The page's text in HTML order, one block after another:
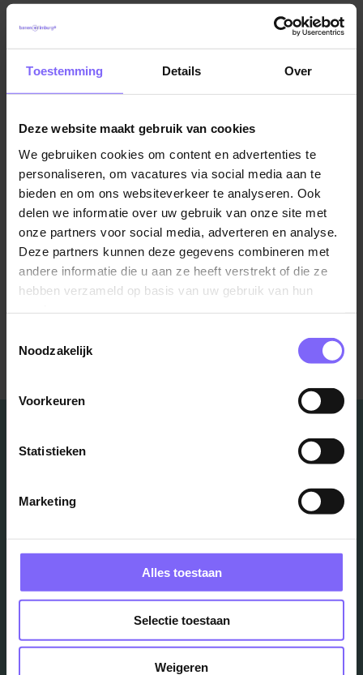
Toestemming Details Over
Deze website maakt gebruik van cookies
We gebruiken cookies om content en advertenties te
personaliseren, om vacatures via social media aan te
bieden en om ons websiteverkeer te analyseren. Ook
delen we informatie over uw gebruik van onze site met
onze partners voor social media, adverteren en analyse.
Deze partners kunnen deze gegevens combineren met
andere informatie die u aan ze heeft verstrekt of die ze
hebben verzameld op basis van uw gebruik van hun
Noodzakelijk
Voorkeuren
Statistieken
Marketing
Alles toestaan
Selectie toestaan
Weigeren
Als je gelukkiger bent heb je minder stress, en bij
weinig stress word je minder snel ziek. En als je niet
stilstaan bij kleine dingen kan het dus veel invloed
hebben.
Wil je meer begeleiding? Neem dan contact met mij
op! Ik wil graag met je meedenken hoe we aan de
slag kunnen gaan om hier aan te werken!
Stessen Sport en Coaching
Kelly Stessen 06-462 687 05
Info@stessensportencoaching.nl
in je mailbox?
Schrijf je in en we houden je op de hoogte
Job Alert instellen